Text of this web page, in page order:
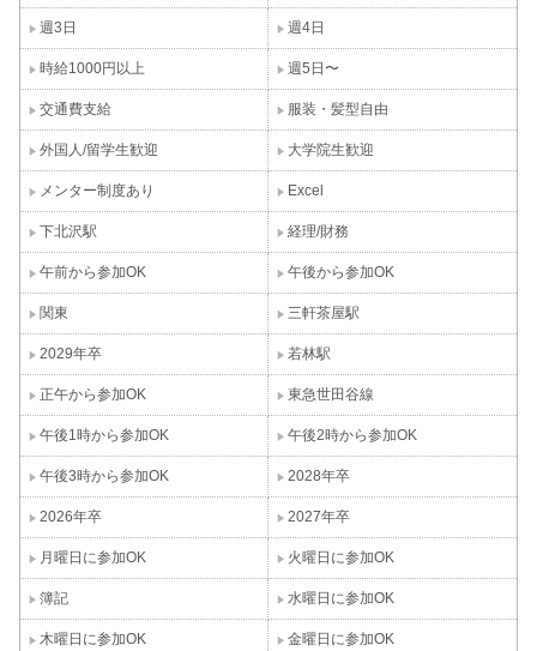
週3日 週4日
時給1000円以上 週5日〜
交通費支給 服装・髪型自由
外国人/留学生歓迎 大学院生歓迎
メンター制度あり Excel
下北沢駅 経理/財務
午前から参加OK 午後から参加OK
関東 三軒茶屋駅
2029年卒 若林駅
正午から参加OK 東急世田谷線
午後1時から参加OK 午後2時から参加OK
午後3時から参加OK 2028年卒
2026年卒 2027年卒
月曜日に参加OK 火曜日に参加OK
簿記 水曜日に参加OK
木曜日に参加OK 金曜日に参加OK